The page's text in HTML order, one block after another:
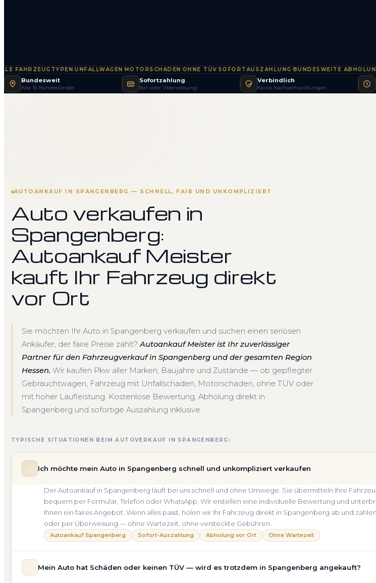
· UNFALLWAGEN·MOTORSCHADEN ·OHNE TÜV·SOFORTAUSZAHLUNG BUNDESWEITE ABHOLUNG
Bundesweit
Alle 16 Bundesländer
Sofortzahlung
Bar oder Überweisung
Verbindlich
Keine Nachverhandlungen
AUTOANKAUF IN SPANGENBERG — SCHNELL, FAIR UND UNKOMPLIZIERT
Auto verkaufen in
Spangenberg:
Autoankauf Meister
kauft Ihr Fahrzeug direkt
vor Ort
Sie möchten Ihr Auto in Spangenberg verkaufen und suchen einen seriösen
Ankäufer, der faire Preise zahlt?Autoankauf Meister ist Ihr zuverlässiger
Partner für den Fahrzeugverkauf in Spangenberg und der gesamten Region
Hessen. Wir kaufen Pkw aller Marken, Baujahre und Zustände — ob gepflegter
Gebrauchtwagen, Fahrzeug mit Unfallschaden, Motorschaden, ohne TÜV oder
mit hoher Laufleistung. Kostenlose Bewertung, Abholung direkt in
Spangenberg und sofortige Auszahlung inklusive.
TYPISCHE SITUATIONEN BEIM AUTOVERKAUF IN SPANGENBERG:
Ich möchte mein Auto in Spangenberg schnell und unkompliziert verkaufen
Der Autoankauf in Spangenberg läuft bei uns schnell und ohne Umwege. Sie übermitteln Ihre
bequem per Formular, Telefon oder WhatsApp. Wir erstellen eine individuelle Bewertung und
Ihnen ein faires Angebot. Wenn alles passt, holen wir Ihr Fahrzeug direkt in Spangenberg ab und
oder per Überweisung — ohne Wartezeit, ohne versteckte Gebühren.
Autoankauf Spangenberg Sofort-Auszahlung Abholung vor Ort Ohne Wartezeit
Mein Auto hat Schäden oder keinen TÜV — wird es trotzdem in Spangenberg angekauft?